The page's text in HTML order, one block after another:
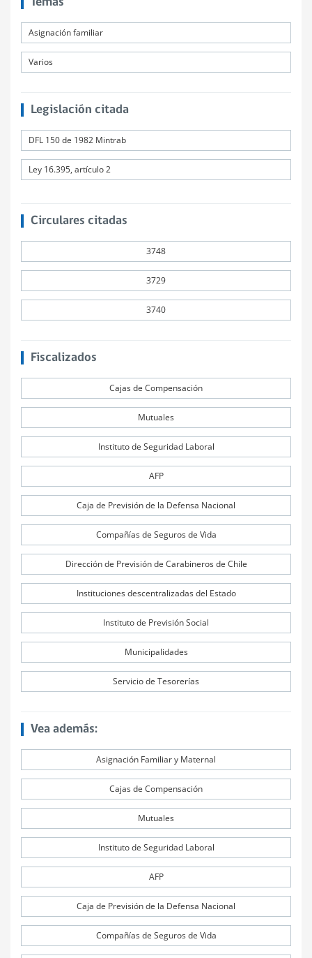
Asignación familiar
Varios
Legislación citada
DFL 150 de 1982 Mintrab
Ley 16.395, artículo 2
Circulares citadas
3748
3729
3740
Fiscalizados
Cajas de Compensación
Mutuales
Instituto de Seguridad Laboral
AFP
Caja de Previsión de la Defensa Nacional
Compañías de Seguros de Vida
Dirección de Previsión de Carabineros de Chile
Instituciones descentralizadas del Estado
Instituto de Previsión Social
Municipalidades
Servicio de Tesorerías
Vea además:
Asignación Familiar y Maternal
Cajas de Compensación
Mutuales
Instituto de Seguridad Laboral
AFP
Caja de Previsión de la Defensa Nacional
Compañías de Seguros de Vida